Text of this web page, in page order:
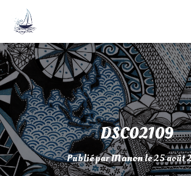
DSC02109
Publié parManonle25 août